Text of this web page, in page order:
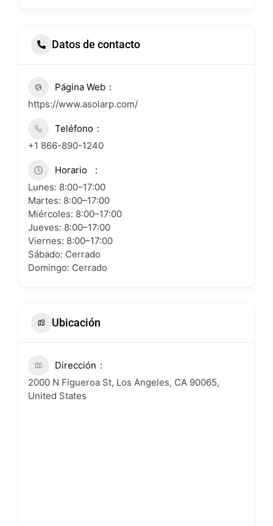
Datos de contacto
Página Web
https://www.asolarp.com/
Teléfono
+1 866-890-1240
Horario
Lunes: 8:00–17:00
Martes: 8:00–17:00
Miércoles: 8:00–17:00
Jueves: 8:00–17:00
Viernes: 8:00–17:00
Sábado: Cerrado
Domingo: Cerrado
Ubicación
Dirección
2000 N Figueroa St, Los Angeles, CA 90065,
United States